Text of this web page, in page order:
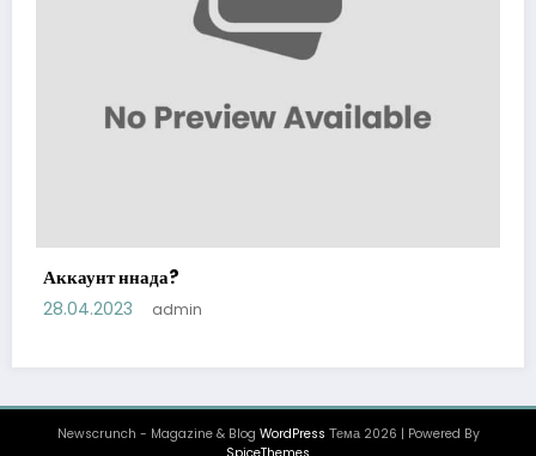
Аккаунт ннада?
28.04.2023 admin
Newscrunch - Magazine & Blog WordPress Тема 2026 | Powered By